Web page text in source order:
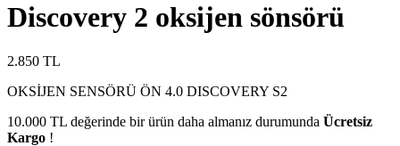
Discovery 2 oksijen sönsörü
2.850 TL
OKSİJEN SENSÖRÜ ÖN 4.0 DISCOVERY S2
10.000 TL değerinde bir ürün daha almanız durumunda Ücretsiz
Kargo !